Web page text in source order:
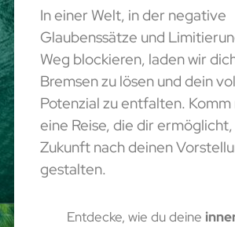
In einer Welt, in der negative
Glaubenssätze und
Weg blockieren, laden wir
Bremsen zu lösen und dein
Potenzial zu entfalten. Komm
eine Reise, die dir
Zukunft nach deinen
gestalten.
Entdecke, wie du deine